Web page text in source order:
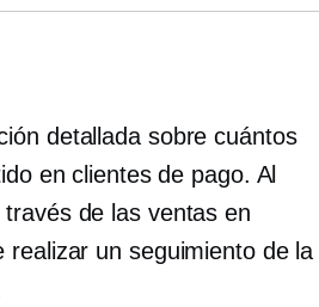
detallada sobre cuántos
en clientes de pago. Al
de las ventas en
un seguimiento de la